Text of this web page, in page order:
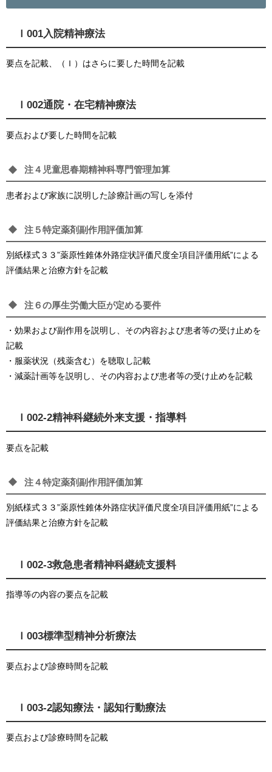
Ｉ001入院精神療法
要点を記載、（Ｉ）はさらに要した時間を記載
Ｉ002通院・在宅精神療法
要点および要した時間を記載
注４児童思春期精神科専門管理加算
患者および家族に説明した診療計画の写しを添付
注５特定薬剤副作用評価加算
別紙様式３３”薬原性錐体外路症状評価尺度全項目評価用紙”による
評価結果と治療方針を記載
注６の厚生労働大臣が定める要件
・効果および副作用を説明し、その内容および患者等の受け止めを
記載
・服薬状況（残薬含む）を聴取し記載
・減薬計画等を説明し、その内容および患者等の受け止めを記載
Ｉ002-2精神科継続外来支援・指導料
要点を記載
注４特定薬剤副作用評価加算
別紙様式３３”薬原性錐体外路症状評価尺度全項目評価用紙”による
評価結果と治療方針を記載
Ｉ002-3救急患者精神科継続支援料
指導等の内容の要点を記載
Ｉ003標準型精神分析療法
要点および診療時間を記載
Ｉ003-2認知療法・認知行動療法
要点および診療時間を記載